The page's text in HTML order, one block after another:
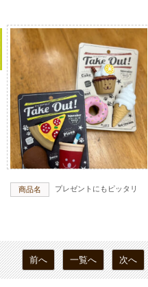
商品名 プレゼントにもピッタリ
前へ 一覧へ 次へ